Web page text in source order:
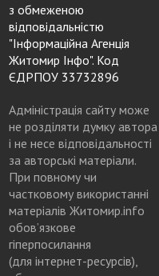
з обмеженою
відповідальністю
"Інформаційна Агенція
Житомир Інфо". Код
ЄДРПОУ 33732896
Адміністрація сайту може
не розділяти думку автора
і не несе відповідальності
за авторські матеріали.
При повному чи
частковому використанні
матеріалів Житомир.info
обов’язкове
гіперпосилання
(для інтернет-ресурсів),